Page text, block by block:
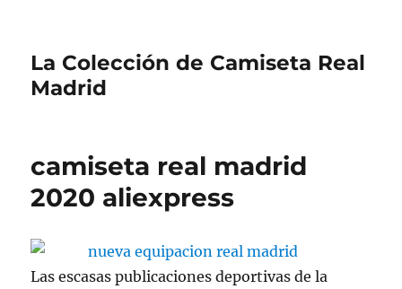
La Colección de Camiseta Real
Madrid
camiseta real madrid
2020 aliexpress
Las escasas publicaciones deportivas de la